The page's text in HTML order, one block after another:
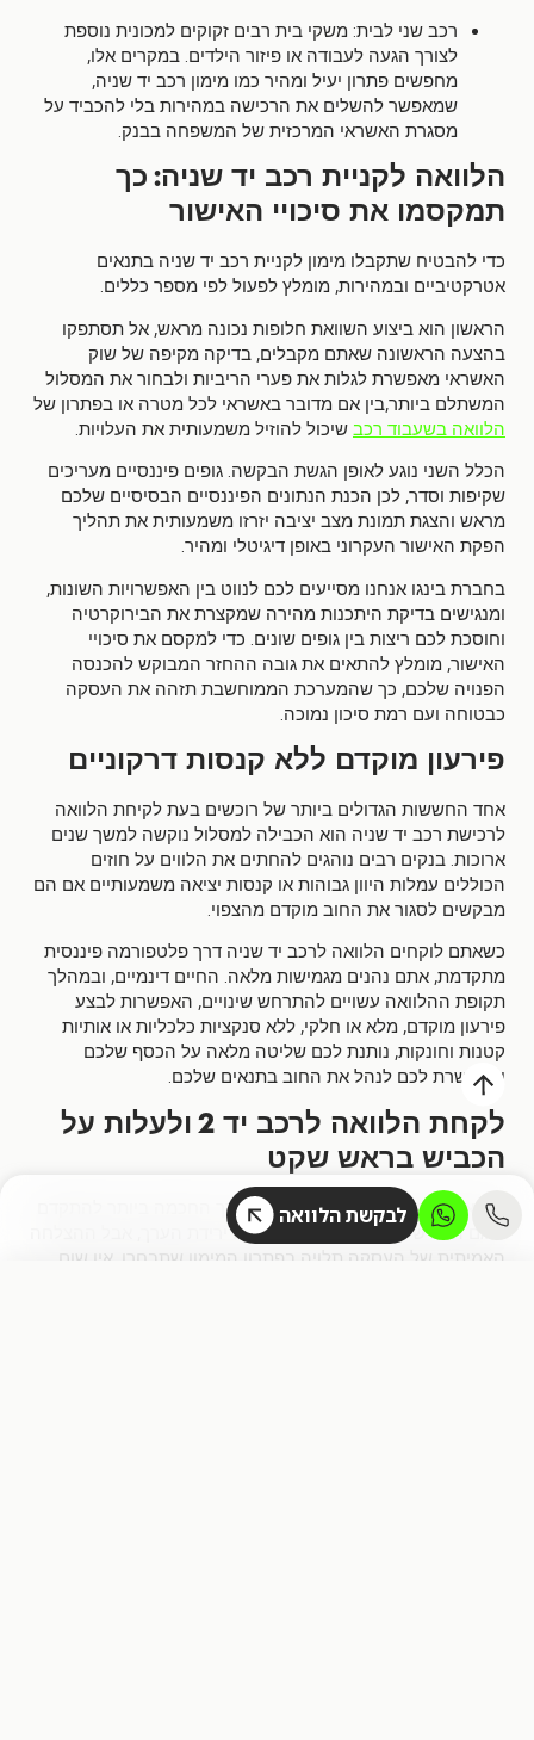
רכב שני לבית: משקי בית רבים זקוקים למכונית נוספת
לצורך הגעה לעבודה או פיזור הילדים. במקרים אלו,
מחפשים פתרון יעיל ומהיר כמו מימון רכב יד שניה,
שמאפשר להשלים את הרכישה במהירות בלי להכביד על
מסגרת האשראי המרכזית של המשפחה בבנק.
הלוואה לקניית רכב יד שניה: כך
תמקסמו את סיכויי האישור
כדי להבטיח שתקבלו מימון לקניית רכב יד שניה בתנאים
אטרקטיביים ובמהירות, מומלץ לפעול לפי מספר כללים.
הראשון הוא ביצוע השוואת חלופות נכונה מראש, אל תסתפקו
בהצעה הראשונה שאתם מקבלים, בדיקה מקיפה של שוק
האשראי מאפשרת לגלות את פערי הריביות ולבחור את המסלול
המשתלם ביותר,בין אם מדובר באשראי לכל מטרה או בפתרון של
הלוואה בשעבוד רכב שיכול להוזיל משמעותית את העלויות
הכלל השני נוגע לאופן הגשת הבקשה. גופים פיננסיים מעריכים
שקיפות וסדר, לכן הכנת הנתונים הפיננסיים הבסיסיים שלכם
מראש והצגת תמונת מצב יציבה יזרזו משמעותית את תהליך
הפקת האישור העקרוני באופן דיגיטלי ומהיר.
בחברת בינגו אנחנו מסייעים לכם לנווט בין האפשרויות השונות,
ומנגישים בדיקת היתכנות מהירה שמקצרת את הבירוקרטיה
וחוסכת לכם ריצות בין גופים שונים כדי למקסם את סיכויי
האישור, מומלץ להתאים את גובה ההחזר המבוקש להכנסה
הפנויה שלכם, כך שהמערכת הממוחשבת תזהה את העסקה
כבטוחה ועם רמת סיכון נמוכה
פירעון מוקדם ללא קנסות דרקוניים
אחד החששות הגדולים ביותר של רוכשים בעת לקיחת הלוואה
לרכישת רכב יד שניה הוא הכבילה למסלול נוקשה למשך שנים
ארוכות בנקים רבים נוהגים להחתים את הלווים על חוזים
הכוללים עמלות היוון גבוהות או קנסות יציאה משמעותיים אם הם
מבקשים לסגור את החוב מוקדם מהצפוי
כשאתם לוקחים הלוואה לרכב יד שניה דרך פלטפורמה פיננסית
מתקדמת, אתם נהנים מגמישות מלאה. החיים דינמיים, ובמהלך
תקופת ההלוואה עשויים להתרחש שינויים, האפשרות לבצע
פירעון מוקדם, מלא או חלקי, ללא סנקציות כלכליות או אותיות
קטנות וחונקות, נותנת לכם שליטה מלאה על הכסף שלכם
ומאפשרת לכם לנהל את החוב בתנאים שלכם.
לקחת הלוואה לרכב יד 2 ולעלות על
הכביש בראש שקט
הלוואה לרכישת רכב יד שניה היא הדרך החכמה ביותר להתקדם
לדגם הבא שלכם בלי לשלם ביוקר על ירידת הערך
האמיתית של העסקה תלויה בפתרון המימון שתבחרו אין שום
לבקשת הלוואה